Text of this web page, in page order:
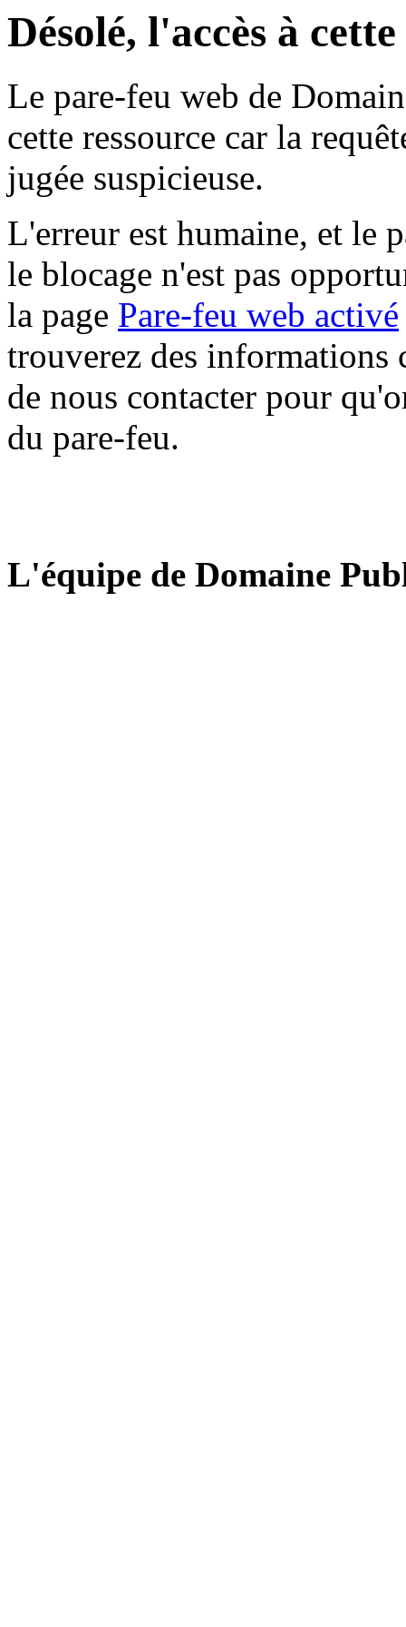
Désolé, l'accès à
Le pare-feu web de
cette ressource car la
jugée suspicieuse.
L'erreur est humaine, et le
le blocage n'est pas
la page Pare-feu web activé
trouverez des informations
de nous contacter pour
du pare-feu.
L'équipe de Domaine